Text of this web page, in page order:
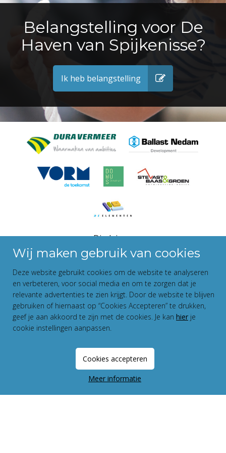
Belangstelling voor De
Haven van Spijkenisse?
Ik heb belangstelling
Disclaimer
Privacy Statement
Wij maken gebruik van cookies
Deze website gebruikt cookies om de website te analyseren
en verbeteren, voor social media en om te zorgen dat je
relevante advertenties te zien krijgt. Door de website te blijven
gebruiken of hiernaast op “Cookies Accepteren” te drukken,
geef je aan akkoord te zijn met de cookies. Je kan hier je
cookie instellingen aanpassen.
Cookies accepteren
Meer informatie